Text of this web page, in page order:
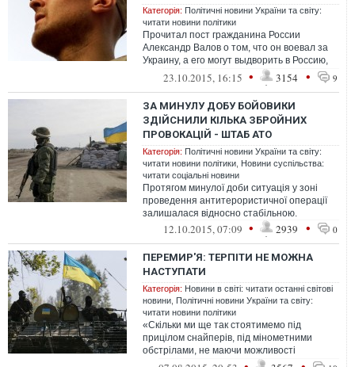
Категорія: Політичні новини України та світу:
читати новини політики
Прочитал пост гражданина России
Александр Валов о том, что он воевал за
Украину, а его могут выдворить в Россию,
где его ждут пытки и смерть в тюрьме
23.10.2015, 16:15 • 3154 • 9
ЗА МИНУЛУ ДОБУ БОЙОВИКИ
ЗДІЙСНИЛИ КІЛЬКА ЗБРОЙНИХ
ПРОВОКАЦІЙ - ШТАБ АТО
Категорія: Політичні новини України та світу:
читати новини політики Новини суспільства:
читати соціальні новини
Протягом минулої доби ситуація у зоні
проведення антитерористичної операції
залишалася відносно стабільною.
12.10.2015, 07:09 • 2939 • 0
ПЕРЕМИР'Я: ТЕРПІТИ НЕ МОЖНА
НАСТУПАТИ
Категорія: Новини в світі: читати останні світові
новини Політичні новини України та світу:
читати новини політики
«Скільки ми ще так стоятимемо під
прицілом снайперів, під мінометними
обстрілами, не маючи можливості
відповісти, а в ідеалі знести одним ударом